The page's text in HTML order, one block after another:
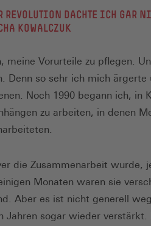
REVOLUTION DACHTE ICH GAR
KOWALCZUK
meine Vorurteile zu pflegen.
Denn so sehr ich mich
Noch 1990 begann ich, in
zu arbeiten, in denen
die Zusammenarbeit wurde,
Monaten waren sie
Aber es ist nicht generell
Jahren sogar wieder